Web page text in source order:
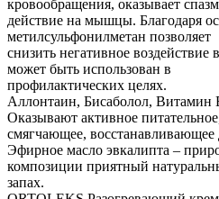
кровообращения, оказывает
действие на мышцы. Благодаря
метилсульфонилметан позволяет
снизить негативное воздействие
может быть использован в
профилактических целях.
Аллонтаин, Бисаболол, Витамин
Оказывают активное
смягчающее, восстанавливающее
Эфирное масло эвкалипта –
композиции приятный
запах.